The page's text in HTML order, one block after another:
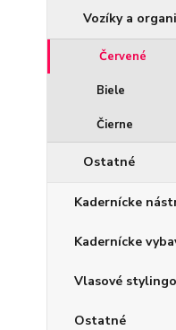
Vozíky a
Červené
Biele
Čierne
Ostatné
Kadernícke
Kadernícke
Vlasové
Ostatné